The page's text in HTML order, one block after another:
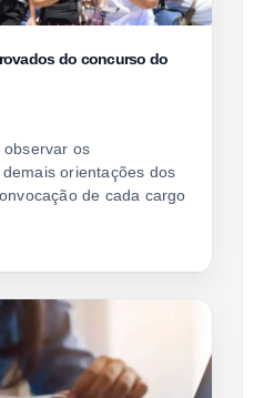
do concurso do
observar os
orientações dos
de cada cargo